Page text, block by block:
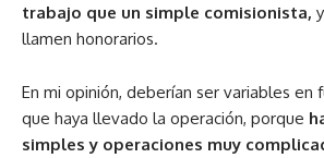
trabajo que un simple comisionista,
llamen honorarios.
En mi opinión, deberían ser variables en
que haya llevado la operación, porque
simples y operaciones muy